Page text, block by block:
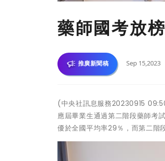
藥師國考放
推廣新聞稿 Sep 15,2023
(中央社訊息服務20230915
應屆畢業生通過第二階段藥師考
優於全國平均率29％，而第二階